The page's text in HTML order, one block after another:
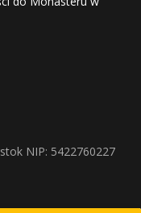
NIP: 5422760227